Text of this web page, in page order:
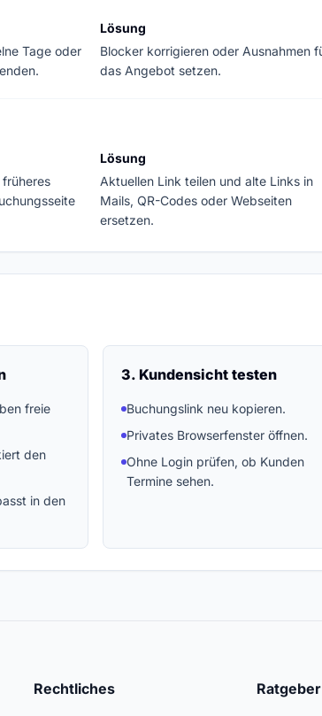
Tage oder
Lösung
Blocker korrigieren oder Ausnahmen
das Angebot setzen.
Lösung
Aktuellen Link teilen und alte Links in
Mails, QR-Codes oder Webseiten
ersetzen.
freie
den
in den
3. Kundensicht testen
Buchungslink neu kopieren.
Privates Browserfenster öffnen.
Ohne Login prüfen, ob Kunden
Termine sehen.
Rechtliches Ratgeber